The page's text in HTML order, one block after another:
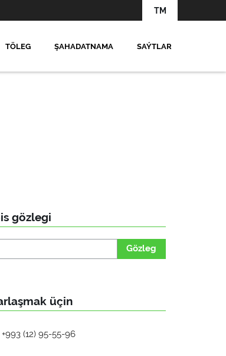
TM
TÖLEG ŞAHADATNAMA SAÝTLAR
gözlegi
Gözleg
üçin
+993 (12) 95-55-96